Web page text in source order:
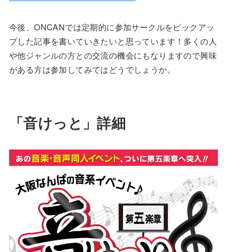
今後、ONCANでは定期的に参加サークルをピックアッ
プした記事を書いていきたいと思っています！多くの人
や他ジャンルの方との交流の機会にもなりますので興味
がある方は参加してみてはどうでしょうか。
「音けっと」詳細